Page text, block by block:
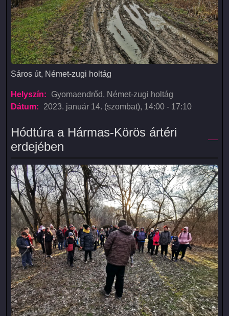
Sáros út, Német-zugi holtág
Sáros út, Német-zugi holtág
Helyszín:
Gyomaendrőd, Német-zugi holtág
Dátum:
2023. január 14. (szombat), 14:00 - 17:10
Hódtúra a Hármas-Körös ártéri
erdejében